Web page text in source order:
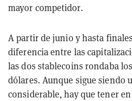
mayor competidor.
A partir de junio y hasta
diferencia entre las
las dos stablecoins rondaba
dólares. Aunque sigue siendo
considerable, hay que tener